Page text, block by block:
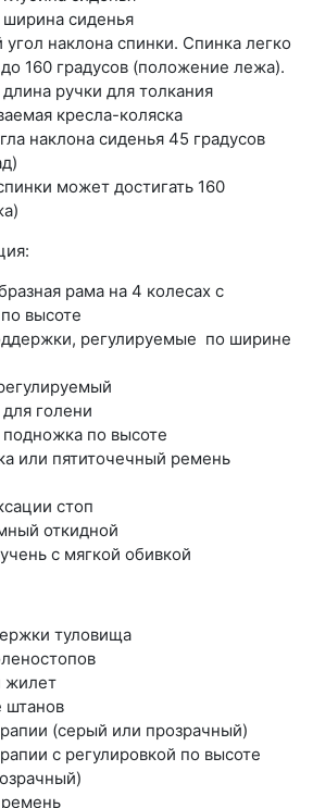
сиденья
наклона спинки. Спинка легко
160 градусов (положение лежа).
ручки для толкания
кресла-коляска
наклона сиденья 45 градусов
может достигать 160
рама на 4 колесах с
высоте
регулируемые по ширине
голени
по высоте
или пятиточечный ремень
стоп
откидной
с мягкой обивкой
туловища
жилет
штанов
(серый или прозрачный)
с регулировкой по высоте